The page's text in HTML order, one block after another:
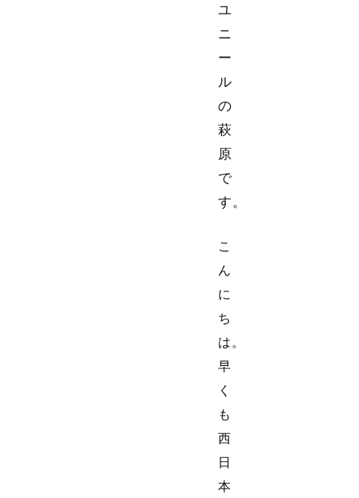
ユ
ニ
ー
ル
の
萩
原
で
す。
こ
ん
に
ち
は。
早
く
も
西
日
本